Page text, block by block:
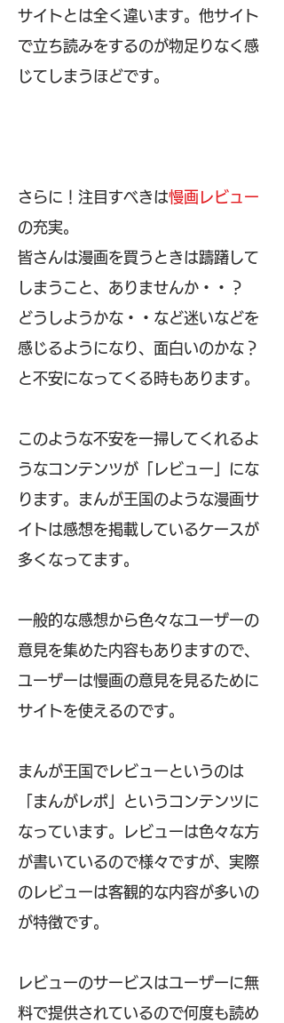
サイトとは全く違います。他サイト
で立ち読みをするのが物足りなく感
じてしまうほどです。
さらに！注目すべきは慢画レビュー
の充実。
皆さんは漫画を買うときは躊躇して
しまうこと、ありませんか・・？
どうしようかな・・など迷いなどを
感じるようになり、面白いのかな？
と不安になってくる時もあります。
このような不安を一掃してくれるよ
うなコンテンツが「レビュー」にな
ります。まんが王国のような漫画サ
イトは感想を掲載しているケースが
多くなってます。
一般的な感想から色々なユーザーの
意見を集めた内容もありますので、
ユーザーは慢画の意見を見るために
サイトを使えるのです。
まんが王国でレビューというのは
「まんがレポ」というコンテンツに
なっています。レビューは色々な方
が書いているので様々ですが、実際
のレビューは客観的な内容が多いの
が特徴です。
レビューのサービスはユーザーに無
料で提供されているので何度も読め